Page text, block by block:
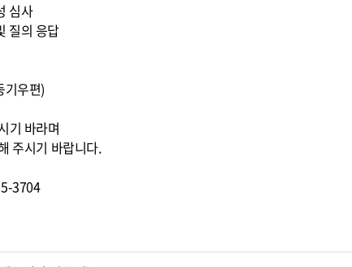
심사
질의 응답
기우편)
기 바라며
주시기 바랍니다.
3704